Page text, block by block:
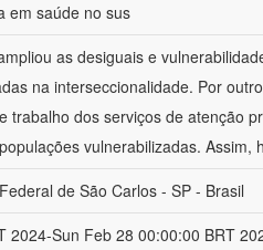
em saúde no sus
as desiguais e
na interseccionalidade. Por
trabalho dos serviços de atenção
vulnerabilizadas. Assim,
de São Carlos - SP - Brasil
2024-Sun Feb 28 00:00:00 BRT